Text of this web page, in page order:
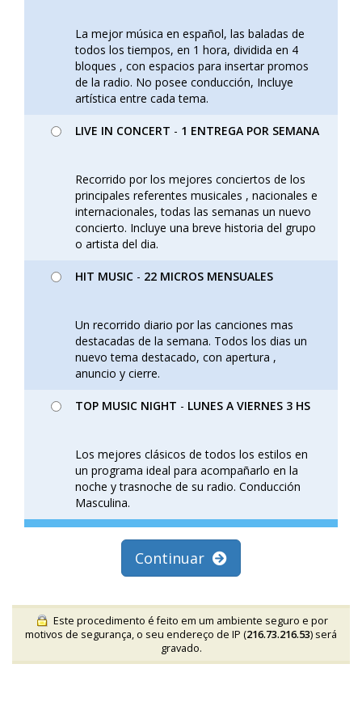
La mejor música en español, las baladas de
todos los tiempos, en 1 hora, dividida en 4
bloques , con espacios para insertar promos
de la radio. No posee conducción, Incluye
artística entre cada tema.
LIVE IN CONCERT - 1 ENTREGA POR SEMANA
Recorrido por los mejores conciertos de los
principales referentes musicales , nacionales e
internacionales, todas las semanas un nuevo
concierto. Incluye una breve historia del grupo
o artista del dia.
HIT MUSIC - 22 MICROS MENSUALES
Un recorrido diario por las canciones mas
destacadas de la semana. Todos los dias un
nuevo tema destacado, con apertura ,
anuncio y cierre.
TOP MUSIC NIGHT - LUNES A VIERNES 3 HS
Los mejores clásicos de todos los estilos en
un programa ideal para acompañarlo en la
noche y trasnoche de su radio. Conducción
Masculina.
Continuar
Este procedimento é feito em um ambiente seguro e por
motivos de segurança, o seu endereço de IP (216.73.216.53) será
gravado.